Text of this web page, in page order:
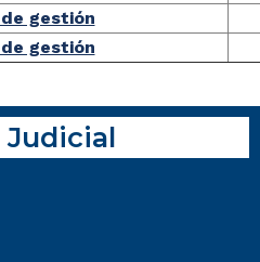
gestión
gestión
Judicial